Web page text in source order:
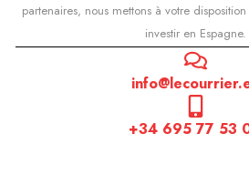
partenaires, nous mettons à votre
investir en Espagne.
+34 695 77 53